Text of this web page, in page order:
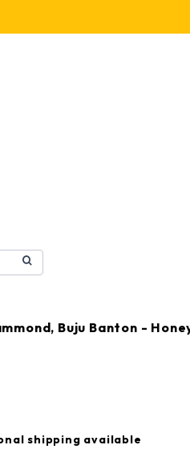
Buju Banton -
shipping available